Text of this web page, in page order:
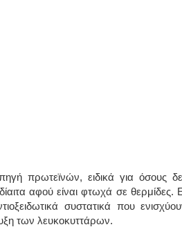
πρωτεϊνών, ειδικά για όσους
αφού είναι φτωχά σε θερμίδες.
συστατικά που
των λευκοκυττάρων.